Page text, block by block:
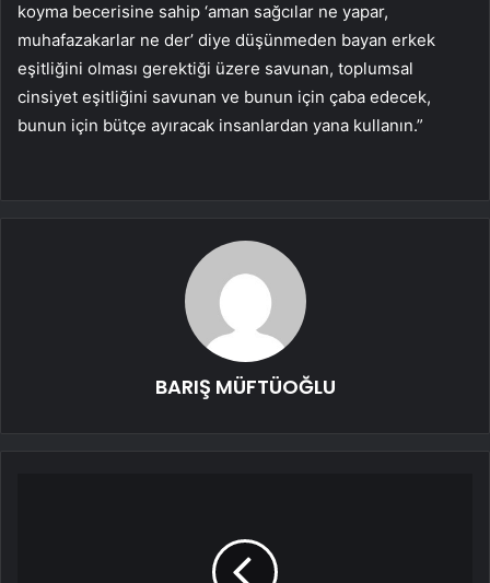
koyma becerisine sahip ‘aman sağcılar ne yapar,
muhafazakarlar ne der’ diye düşünmeden bayan erkek
eşitliğini olması gerektiği üzere savunan, toplumsal
cinsiyet eşitliğini savunan ve bunun için çaba edecek,
bunun için bütçe ayıracak insanlardan yana kullanın.”
BARIŞ MÜFTÜOĞLU